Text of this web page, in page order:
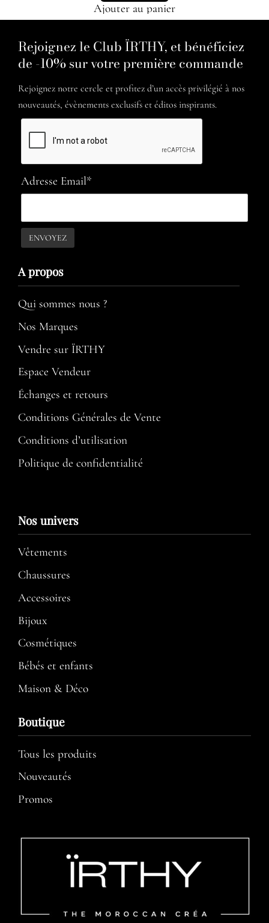
Ajouter au panier
Rejoignez le Club ÏRTHY, et bénéficiez
de -10% sur votre première commande
Rejoignez notre cercle et profitez d’un accès privilégié à nos
nouveautés, évènements exclusifs et éditos inspirants.
Adresse Email*
A propos​
Qui sommes nous ?
Nos Marques
Vendre sur ÏRTHY
Espace Vendeur
Échanges et retours
Conditions Générales de Vente
Conditions d’utilisation​
Politique de confidentialité
Nos univers
Vêtements
Chaussures
Accessoires
Bijoux
Cosmétiques
Bébés et enfants
Maison & Déco
Boutique
Tous les produits
Nouveautés
Promos